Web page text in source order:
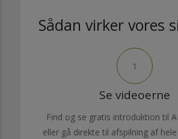
Sådan virker vores
1
Se videoerne
Find og se gratis introduktion til
eller gå direkte til afspilning af